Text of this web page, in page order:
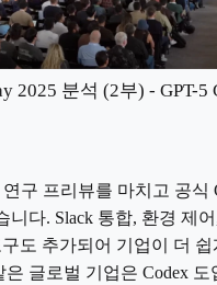
2025 분석 (2부) - GPT-5
연구 프리뷰를 마치고 공
니다. Slack 통합, 환경 제
도 추가되어 기업이 더 쉽
은 글로벌 기업은 Codex